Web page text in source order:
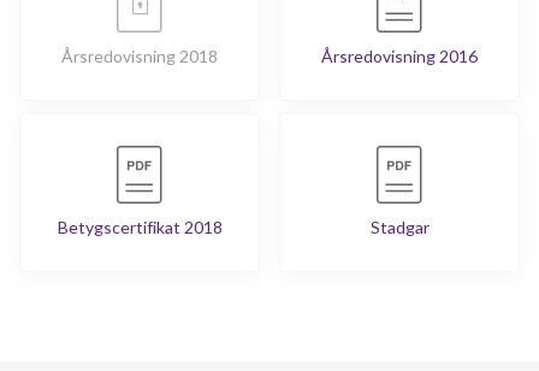
Årsredovisning 2018 Årsredovisning 2016
Betygscertifikat 2018 Stadgar